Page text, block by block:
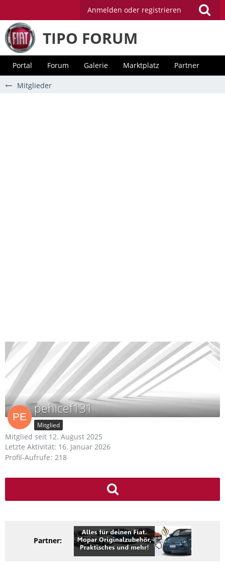
Anmelden oder registrieren
TIPO FORUM
Portal Forum Galerie Marktplatz Partner
Mitglieder
pehicef131
Mitglied
Mitglied seit 12. August 2025
Letzte Aktivität: 16. Januar 2026
Profil-Aufrufe 218
Partner: